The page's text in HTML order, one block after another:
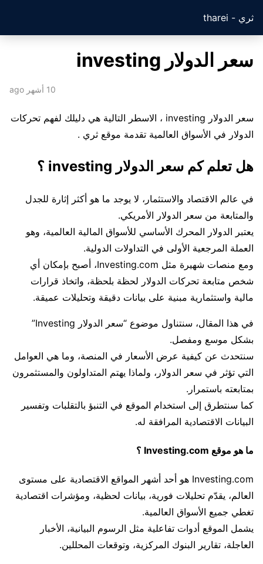
ثري - tharei
سعر الدولار investing
10 أشهر ago
سعر الدولار investing ، الاسطر التالية هي دليلك لفهم تحركات
الدولار في الأسواق العالمية تقدمة موقع ثري .
هل تعلم كم سعر الدولار investing ؟
في عالم الاقتصاد والاستثمار، لا يوجد ما هو أكثر إثارة للجدل
والمتابعة من سعر الدولار الأمريكي.
يعتبر الدولار المحرك الأساسي للأسواق المالية العالمية، وهو
العملة المرجعية الأولى في التداولات الدولية.
ومع منصات شهيرة مثل Investing.com، أصبح بإمكان أي
شخص متابعة تحركات الدولار لحظة بلحظة، واتخاذ قرارات
مالية واستثمارية مبنية على بيانات دقيقة وتحليلات عميقة.
في هذا المقال، سنتناول موضوع “سعر الدولار Investing”
بشكل موسع ومفصل.
سنتحدث عن كيفية عرض الأسعار في المنصة، وما هي العوامل
التي تؤثر في سعر الدولار، ولماذا يهتم المتداولون والمستثمرون
بمتابعته باستمرار.
كما سنتطرق إلى استخدام الموقع في التنبؤ بالتقلبات وتفسير
البيانات الاقتصادية المرافقة له.
ما هو موقع Investing.com ؟
Investing.com هو أحد أشهر المواقع الاقتصادية على مستوى
العالم، يقدّم تحليلات فورية، بيانات لحظية، ومؤشرات اقتصادية
تغطي جميع الأسواق العالمية.
يشمل الموقع أدوات تفاعلية مثل الرسوم البيانية، الأخبار
العاجلة، تقارير البنوك المركزية، وتوقعات المحللين.